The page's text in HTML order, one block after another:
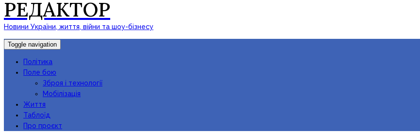
РЕДАКТОР
Новини України, життя, війни та шоу-бізнесу
Toggle navigation
Політика
Поле бою
Зброя і технології
Мобілізація
Життя
Таблоїд
Про проєкт